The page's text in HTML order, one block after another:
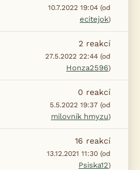
10.7.2022 19:04 (od
ecitejok)
2 reakcí
27.5.2022 22:44 (od
Honza2596)
0 reakcí
5.5.2022 19:37 (od
milovník hmyzu)
16 reakcí
13.12.2021 11:30 (od
Psiska12)